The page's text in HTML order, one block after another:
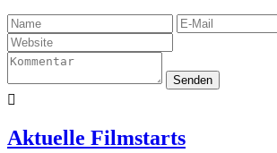
Senden

Aktuelle Filmstarts